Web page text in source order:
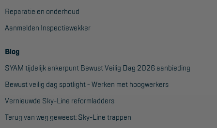
Reparatie en onderhoud
Aanmelden Inspectiewekker
Blog
SYAM tijdelijk ankerpunt Bewust Veilig Dag 2026 aanbieding
Bewust veilig dag spotlight - Werken met hoogwerkers
Vernieuwde Sky-Line reformladders
Terug van weg geweest: Sky-Line trappen